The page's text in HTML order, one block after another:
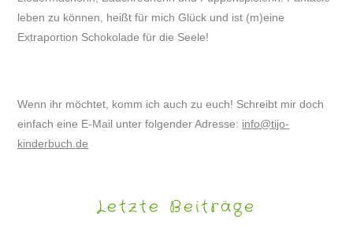
leben zu können, heißt für mich Glück und ist (m)eine
Extraportion Schokolade für die Seele!
Wenn ihr möchtet, komm ich auch zu euch! Schreibt mir doch
einfach eine E-Mail unter folgender Adresse: info@tijo-
kinderbuch.de
Letzte Beiträge